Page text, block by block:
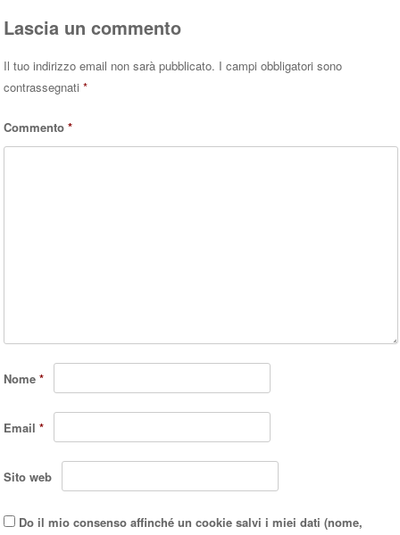
Lascia un commento
Il tuo indirizzo email non sarà pubblicato. I campi obbligatori sono
contrassegnati*
Commento*
Nome*
Email*
Sito web
Do il mio consenso affinché un cookie salvi i miei dati (nome,